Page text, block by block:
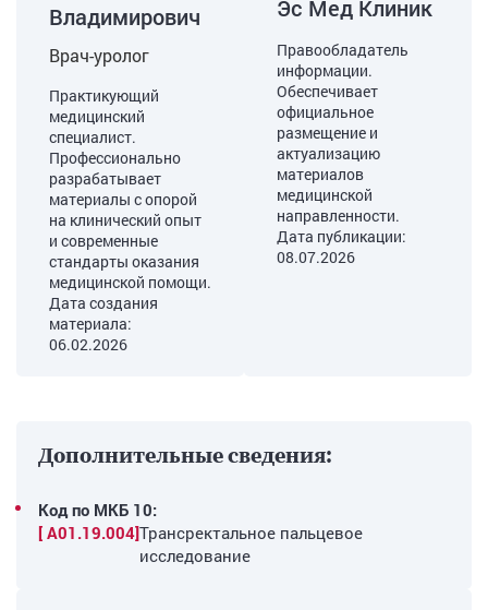
Владимирович
Врач-уролог
Практикующий
медицинский
специалист.
Профессионально
разрабатывает
материалы с опорой
на клинический опыт
и современные
стандарты оказания
медицинской помощи.
Дата создания
материала:
06.02.2026
Эс Мед Клиник
Правообладатель
информации.
Обеспечивает
официальное
размещение и
актуализацию
материалов
медицинской
направленности.
Дата публикации:
08.07.2026
Дополнительные сведения:
Код по МКБ 10:
[ A01.19.004]Трансректальное пальцевое
исследование